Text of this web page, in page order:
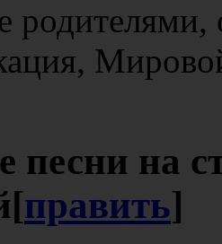
родителями,
песни на
[править]